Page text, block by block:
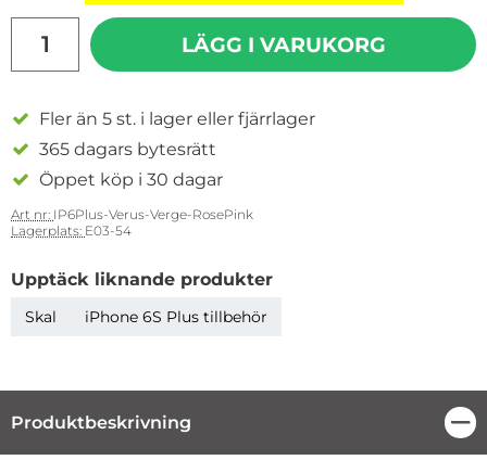
LÄGG I VARUKORG
Fler än 5 st. i lager eller fjärrlager
365 dagars bytesrätt
Öppet köp i 30 dagar
Art nr: IP6Plus-Verus-Verge-RosePink
Lagerplats: E03-54
Upptäck liknande produkter
Skal iPhone 6S Plus tillbehör
Produktbeskrivning